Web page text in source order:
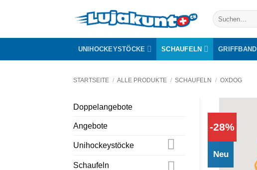
Suche
nach:
UNIHOCKEYSTÖCKE SCHAUFELN GRIFFBAND
STARTSEITE / ALLE PRODUKTE / SCHAUFELN / OXDOG
-28%
Neu
Doppelangebote
Angebote
Unihockeystöcke
Schaufeln